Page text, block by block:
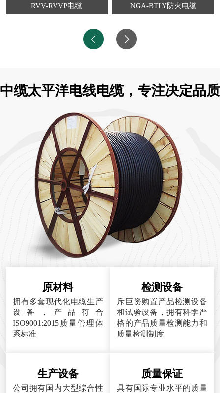
RVV-RVVP电缆 NGA-BTLY防火电缆
中缆太平洋电线电缆，专注决定品质
原材料
拥有多套现代化电缆生产
设备，产品符合
ISO9001:2015质量管理体
系标准
检测设备
斥巨资购置产品检测设备
和试验设备，拥有科学严
格的产品质量检测能力和
质量检测制度
生产设备
公司拥有国内大型综合性
质量保证
具有国际专业水平的质量